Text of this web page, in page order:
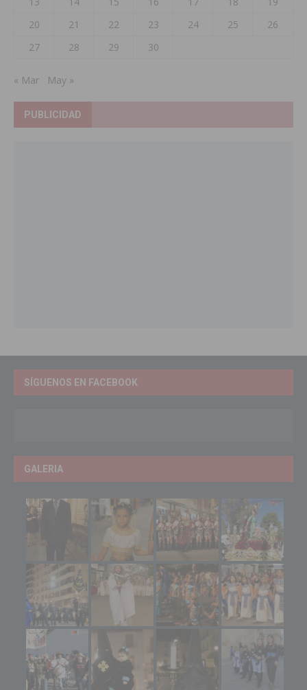
20
21 22 23 24 25
26
27
28 29 30
« Mar May »
PUBLICIDAD
SÍGUENOS EN FACEBOOK
GALERIA